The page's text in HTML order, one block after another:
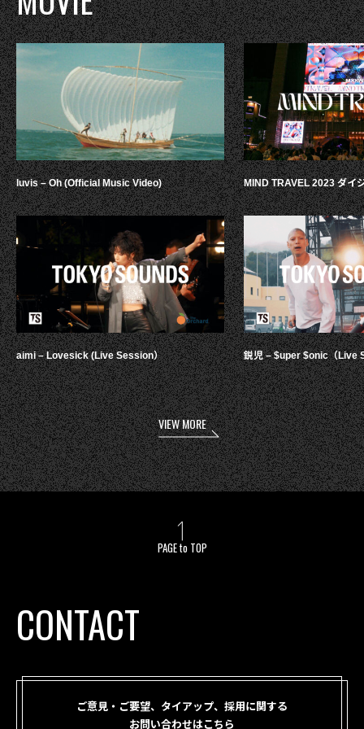
luvis – Oh (Official Music Video)
aimi – Lovesick (Live Session）
MIND TRAVEL 2023 ダイ
鋭児 – $uper $onic（Live
VIEW MORE
PAGE to TOP
CONTACT
ご意見・ご要望、タイアップ、採用に関する
お問い合わせはこちら